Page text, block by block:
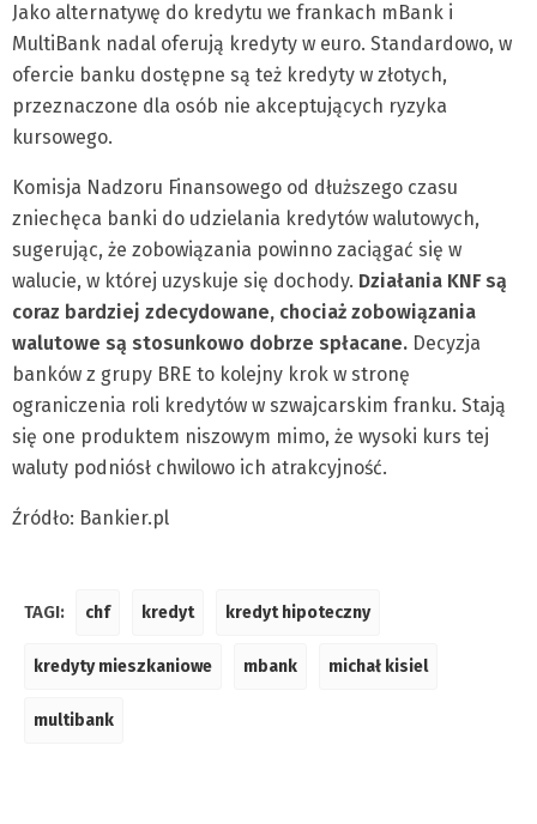
Jako alternatywę do kredytu we frankach mBank i
MultiBank nadal oferują kredyty w euro. Standardowo, w
ofercie banku dostępne są też kredyty w złotych,
przeznaczone dla osób nie akceptujących ryzyka
kursowego.
Komisja Nadzoru Finansowego od dłuższego czasu
zniechęca banki do udzielania kredytów walutowych,
sugerując, że zobowiązania powinno zaciągać się w
walucie, w której uzyskuje się dochody. Działania KNF są
coraz bardziej zdecydowane, chociaż zobowiązania
walutowe są stosunkowo dobrze spłacane. Decyzja
banków z grupy BRE to kolejny krok w stronę
ograniczenia roli kredytów w szwajcarskim franku. Stają
się one produktem niszowym mimo, że wysoki kurs tej
waluty podniósł chwilowo ich atrakcyjność.
Źródło: Bankier.pl
TAGI: chf kredyt kredyt hipoteczny
kredyty mieszkaniowe mbank michał kisiel
multibank